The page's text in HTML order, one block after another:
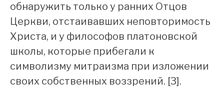
обнаружить только у ранних Отцов
Церкви, отстаивавших неповторимость
Христа, и у философов платоновской
школы, которые прибегали к
символизму митраизма при изложении
своих собственных воззрений. [3].